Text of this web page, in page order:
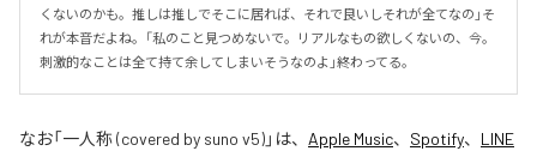
くないのかも。推しは推しでそこに居れば、それで良いしそれが全てなの」そ
れが本音だよね。「私のこと見つめないで。リアルなもの欲しくないの、今。
刺激的なことは全て持て余してしまいそうなのよ」終わってる。
なお「一人称 (covered by suno v5)」は、 Apple Music、 Spotify、 LINE